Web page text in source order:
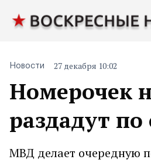
Номерочек
раздадут по
Новости 27 декабря 10:02
МВД делает очередную